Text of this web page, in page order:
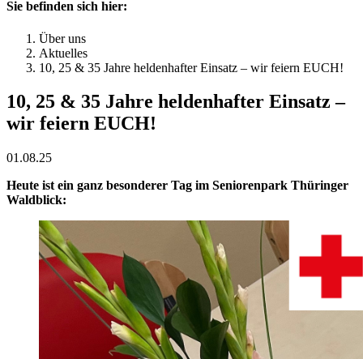
Sie befinden sich hier:
Über uns
Aktuelles
10, 25 & 35 Jahre heldenhafter Einsatz – wir feiern EUCH!
10, 25 & 35 Jahre heldenhafter Einsatz –
wir feiern EUCH!
01.08.25
Heute ist ein ganz besonderer Tag im Seniorenpark Thüringer
Waldblick: